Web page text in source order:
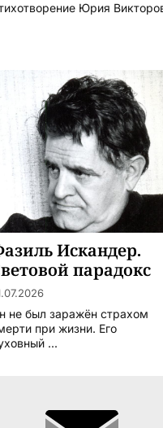
Юрия
Искандер.
парадокс
не был заражён страхом
при жизни. Его
...